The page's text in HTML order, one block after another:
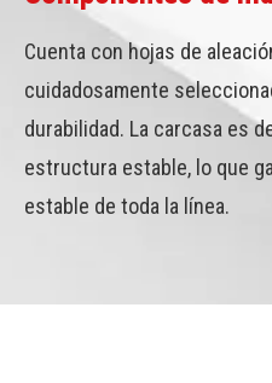
Cuenta con hojas de
cuidadosamente
durabilidad. La carcasa es
estructura estable, lo que
estable de toda la línea.